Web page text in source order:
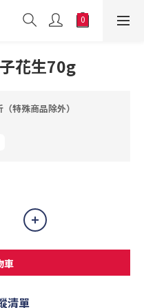
花生70g
特殊商品除外）
車
清單